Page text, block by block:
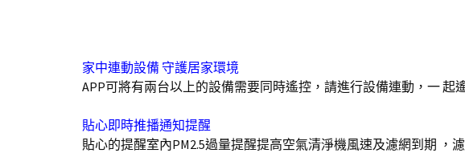
家中連動設備 守護居家環境
APP可將有兩台以上的設備需要同時遙控，請進行設備連動，一 起
貼心即時推播通知提醒
貼心的提醒室內PM2.5過量提醒提高空氣清淨機風速及濾網到期 ，